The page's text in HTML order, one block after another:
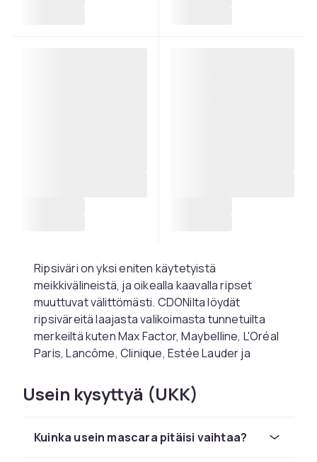
Ripsiväri on yksi eniten käytetyistä
meikkivälineistä, ja oikealla kaavalla ripset
muuttuvat välittömästi. CDONilta löydät
ripsiväreitä laajasta valikoimasta tunnetuilta
merkeiltä kuten Max Factor, Maybelline, L'Oréal
Paris, Lancôme, Clinique, Estée Lauder ja
ripsivärin kaikille ripsetyypeille, tyyleille ja
tarpeille.
Tuuheutus-, pidentävä
Usein kysyttyä (UKK)
Kuinka usein mascara pitäisi vaihtaa?